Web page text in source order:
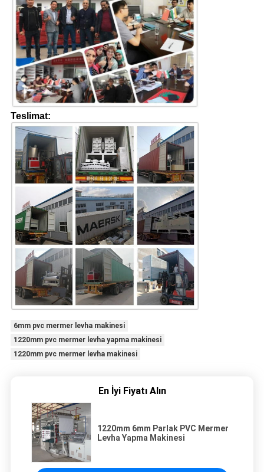
Teslimat:
6mm pvc mermer levha makinesi
1220mm pvc mermer levha yapma makinesi
1220mm pvc mermer levha makinesi
En İyi Fiyatı Alın
1220mm 6mm Parlak PVC Mermer
Levha Yapma Makinesi